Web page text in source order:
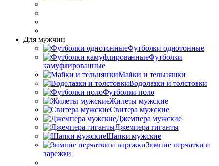
Для мужчин
Футболки однотонные
Футболки
камуфлированные
Майки и тельняшки
Водолазки и толстовки
Футболки поло
Жилеты мужские
Свитера мужские
Джемпера мужские
Джемпера гиганты
Шапки мужские
Зимние перчатки и
варежки